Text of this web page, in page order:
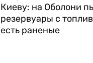
Киеву: на Оболони
резервуары с
есть раненые